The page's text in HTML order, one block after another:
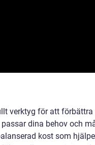
verktyg för att förbättra
dina behov och
kost som